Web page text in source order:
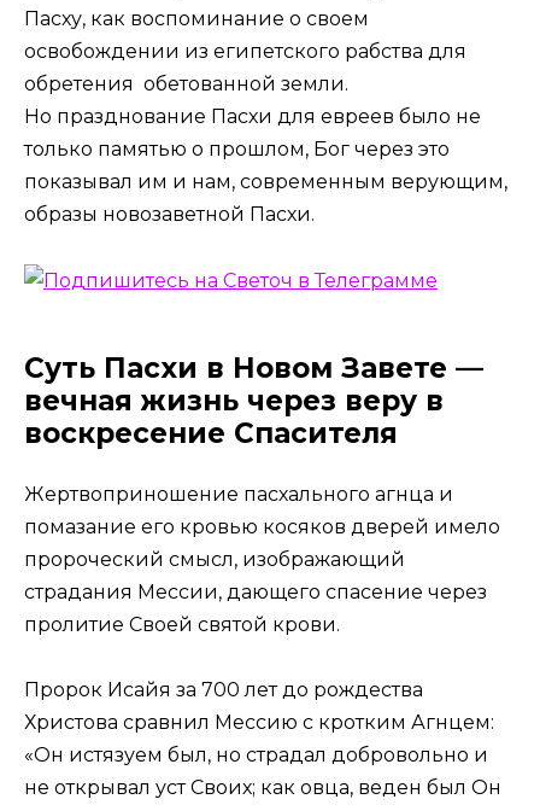
Пасху, как воспоминание о своем
освобождении из египетского рабства для
обретения обетованной земли.
Но празднование Пасхи для евреев было не
только памятью о прошлом, Бог через это
показывал им и нам, современным верующим,
образы новозаветной Пасхи.
Суть Пасхи в Новом Завете —
вечная жизнь через веру в
воскресение Спасителя
Жертвоприношение пасхального агнца и
помазание его кровью косяков дверей имело
пророческий смысл, изображающий
страдания Мессии, дающего спасение через
пролитие Своей святой крови.
Пророк Исайя за 700 лет до рождества
Христова сравнил Мессию с кротким Агнцем:
«Он истязуем был, но страдал добровольно и
не открывал уст Своих; как овца, веден был Он